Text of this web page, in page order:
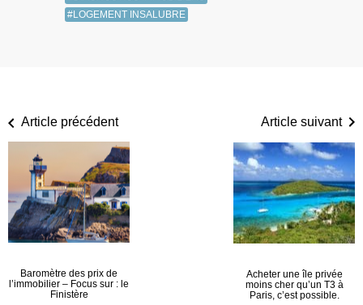
#LOGEMENT INSALUBRE
Article précédent
Baromètre des prix de
l’immobilier – Focus sur : le
Finistère
Article suivant
Acheter une île privée
moins cher qu’un T3 à
Paris, c’est possible.